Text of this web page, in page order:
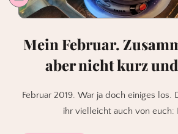
Mein Februar.
aber nicht kurz
Februar 2019. War ja doch einiges los.
ihr vielleicht auch von euch: